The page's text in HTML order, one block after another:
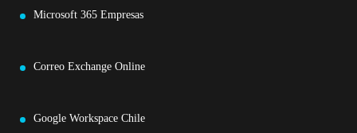
Microsoft 365 Empresas
Correo Exchange Online
Google Workspace Chile